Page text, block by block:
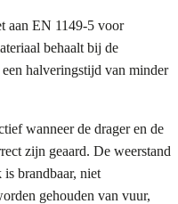
aan EN 1149-5 voor
behaalt bij de
halveringstijd van minder
wanneer de drager en de
zijn geaard. De weerstand
brandbaar, niet
gehouden van vuur,